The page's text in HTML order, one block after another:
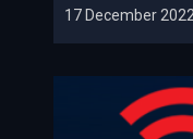
17 December 2022